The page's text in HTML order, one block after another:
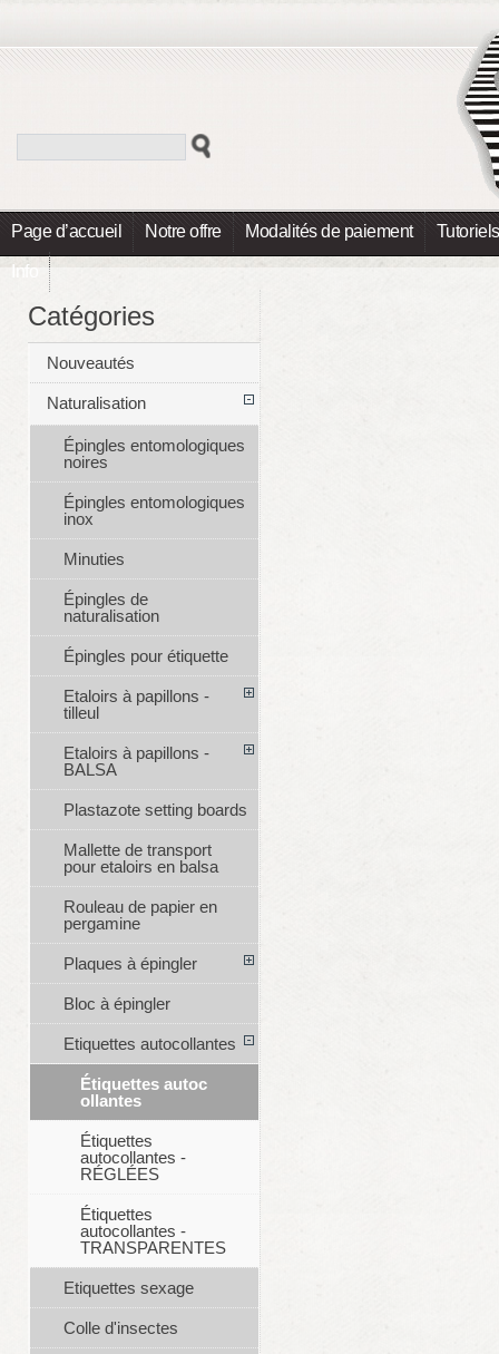
Page d’accueil Notre offre Modalités de paiement Tutoriels
Info
Catégories
Nouveautés
Naturalisation
Épingles entomologiques
noires
Épingles entomologiques
inox
Minuties
Épingles de
naturalisation
Épingles pour étiquette
Etaloirs à papillons -
tilleul
Etaloirs à papillons -
BALSA
Plastazote setting boards
Mallette de transport
pour etaloirs en balsa
Rouleau de papier en
pergamine
Plaques à épingler
Bloc à épingler
Etiquettes autocollantes
Étiquettes autoc
ollantes
Étiquettes
autocollantes -
RÉGLÉES
Étiquettes
autocollantes -
TRANSPARENTES
Etiquettes sexage
Colle d'insectes